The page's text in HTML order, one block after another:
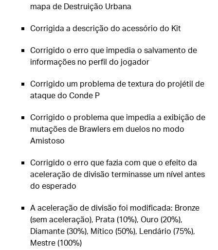
mapa de Destruição Urbana
Corrigida a descrição do acessório do Kit
Corrigido o erro que impedia o salvamento de
informações no perfil do jogador
Corrigido um problema de textura do projétil de
ataque do Conde P
Corrigido o problema que impedia a exibição de
mutações de Brawlers em duelos no modo
Amistoso
Corrigido o erro que fazia com que o efeito da
aceleração de divisão terminasse um nível antes
do esperado
A aceleração de divisão foi modificada: Bronze
(sem aceleração), Prata (10%), Ouro (20%),
Diamante (30%), Mítico (50%), Lendário (75%),
Mestre (100%)